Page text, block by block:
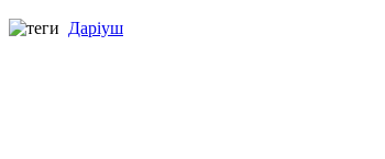
Даріуш